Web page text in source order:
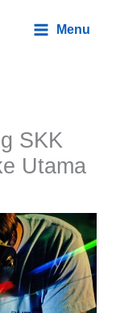
Menu
SKK
Utama